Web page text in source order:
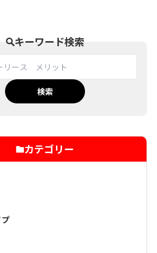
キーワード検索
検索
カテゴリー